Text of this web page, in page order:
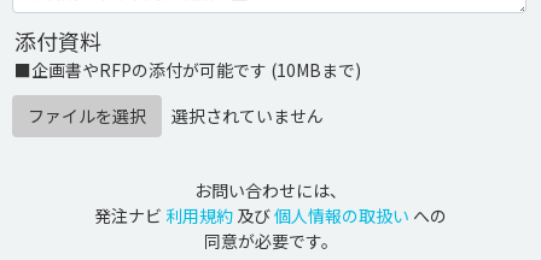
添付資料
■企画書やRFPの添付が可能です (10MBまで)
ファイルを選択
選択されていません
お問い合わせには、
発注ナビ 利用規約 及び個人情報の取扱い への
同意が必要です。